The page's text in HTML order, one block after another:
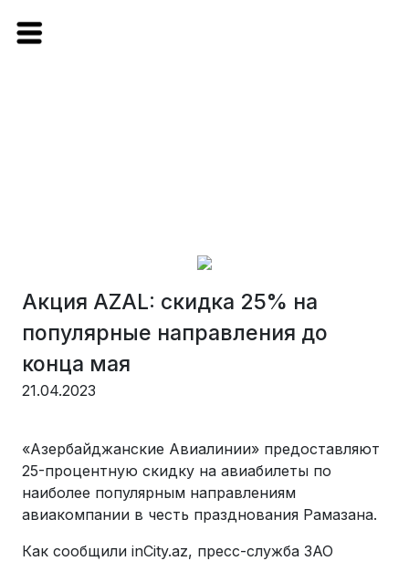
Акция AZAL: скидка 25% на
популярные направления до
конца мая
21.04.2023
«Азербайджанские Авиалинии» предоставляют
25-процентную скидку на авиабилеты по
наиболее популярным направлениям
авиакомпании в честь празднования Рамазана.
Как сообщили inCity.az, пресс-служба ЗАО